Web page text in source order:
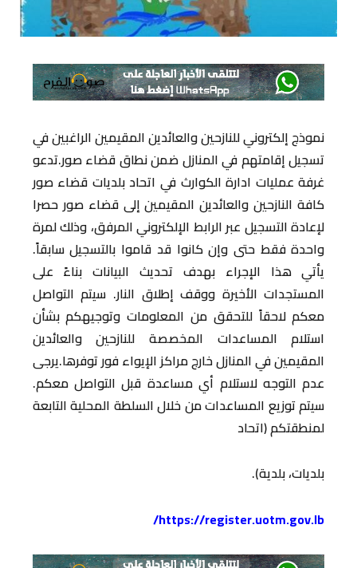
نموذج إلكتروني للنازحين والعائدين المقيمين الراغبين في
تسجيل إقامتهم في المنازل ضمن نطاق قضاء صور.تدعو
غرفة عمليات ادارة الكوارث في اتحاد بلديات قضاء صور
كافة النازحين والعائدين المقيمين إلى قضاء صور حصرا
لإعادة التسجيل عبر الرابط الإلكتروني المرفق، وذلك لمرة
واحدة فقط حتى وإن كانوا قد قاموا بالتسجيل سابقاً.
يأتي هذا الإجراء بهدف تحديث البيانات بناءً على
المستجدات الأخيرة ووقف إطلاق النار. سيتم التواصل
معكم لاحقاً للتحقق من المعلومات وتوجيهكم بشأن
استلام المساعدات المخصصة للنازحين والعائدين
المقيمين في المنازل خارج مراكز الإيواء فور توفرها.يرجى
عدم التوجه لاستلام أي مساعدة قبل التواصل معكم.
سيتم توزيع المساعدات من خلال السلطة المحلية التابعة
لمنطقتكم (اتحاد
بلديات، بلدية).
https://register.uotm.gov.lb/